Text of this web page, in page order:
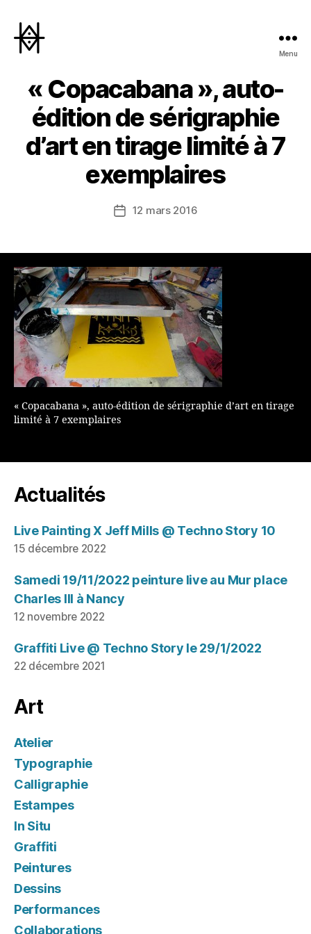
Menu
« Copacabana », auto-
édition de sérigraphie
d’art en tirage limité à 7
exemplaires
Date12 mars 2016
« Copacabana », auto-édition de sérigraphie d’art en tirage
limité à 7 exemplaires
Actualités
Live Painting X Jeff Mills @ Techno Story 10
15 décembre 2022
Samedi 19/11/2022 peinture live au Mur place
Charles III à Nancy
12 novembre 2022
Graffiti Live @ Techno Story le 29/1/2022
22 décembre 2021
Art
Atelier
Typographie
Calligraphie
Estampes
In Situ
Graffiti
Peintures
Dessins
Performances
Collaborations